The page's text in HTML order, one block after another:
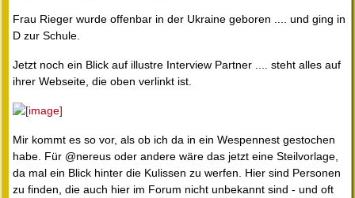
Frau Rieger wurde offenbar in der Ukraine geboren .... und ging in
D zur Schule.
Jetzt noch ein Blick auf illustre Interview Partner .... steht alles auf
ihrer Webseite, die oben verlinkt ist.
Mir kommt es so vor, als ob ich da in ein Wespennest gestochen
habe. Für @nereus oder andere wäre das jetzt eine Steilvorlage,
da mal ein Blick hinter die Kulissen zu werfen. Hier sind Personen
zu finden, die auch hier im Forum nicht unbekannt sind - und oft